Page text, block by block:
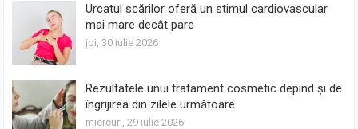
Urcatul scărilor oferă un stimul cardiovascular
mai mare decât pare
joi, 30 iulie 2026
Rezultatele unui tratament cosmetic depind și de
îngrijirea din zilele următoare
miercuri, 29 iulie 2026